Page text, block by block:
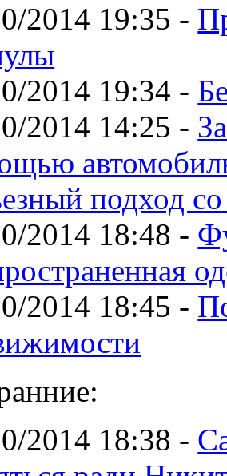
2014 19:35 -
2014 19:34 -
2014 14:25 -
подход
2014 18:48 -
2014 18:45 -
2014 18:38 -